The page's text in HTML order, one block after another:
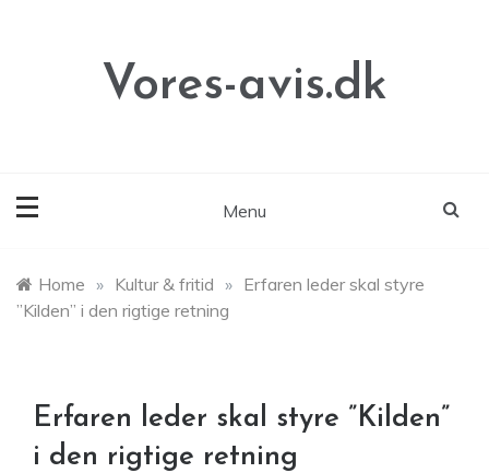
Vores-avis.dk
Menu
Home » Kultur & fritid » Erfaren leder skal styre
”Kilden” i den rigtige retning
Erfaren leder skal styre ”Kilden”
i den rigtige retning